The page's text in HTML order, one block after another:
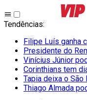
Tendências:
Filipe Luís ganha
Presidente do
Vinícius Júnior
Corinthians tem
Tapia deixa o São
Thiago Almada